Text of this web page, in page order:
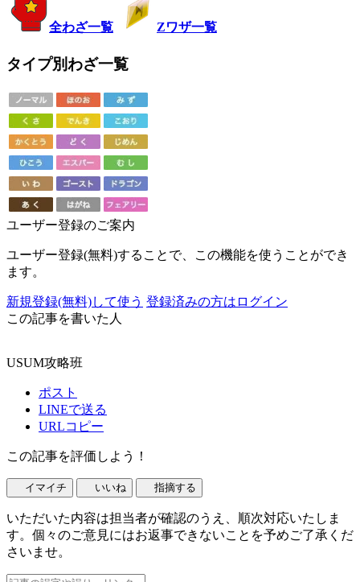
全わざ一覧 Zワザ一覧
タイプ別わざ一覧
ユーザー登録のご案内
ユーザー登録(無料)することで、この機能を使うことができ
ます。
新規登録(無料)して使う 登録済みの方はログイン
この記事を書いた人
USUM攻略班
ポスト
LINEで送る
URLコピー
この記事を評価しよう！
イマイチ いいね 指摘する
いただいた内容は担当者が確認のうえ、順次対応いたしま
す。個々のご意見にはお返事できないことを予めご了承くだ
さいませ。